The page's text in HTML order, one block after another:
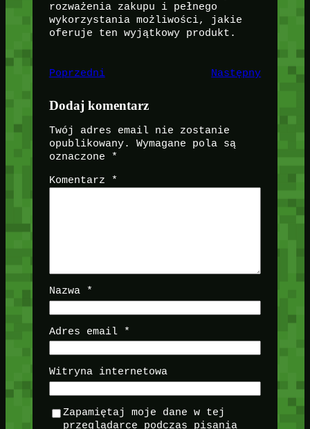
rozważenia zakupu i pełnego
wykorzystania możliwości, jakie
oferuje ten wyjątkowy produkt.
Poprzedni Następny
Dodaj komentarz
Twój adres email nie zostanie
opublikowany.
Wymagane pola są
oznaczone
*
Komentarz *
Nazwa *
Adres email *
Witryna internetowa
Zapamiętaj moje dane w tej
przeglądarce podczas pisania